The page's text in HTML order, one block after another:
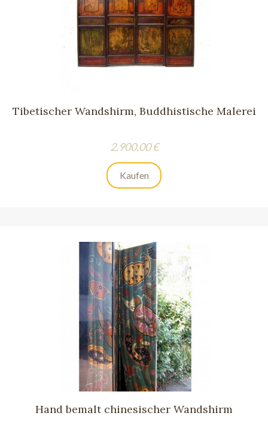
Tibetischer Wandshirm, Buddhistische Malerei
Preis
2.900,00 €
Kaufen
Hand bemalt chinesischer Wandshirm